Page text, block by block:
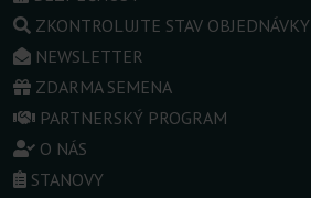
ZKONTROLUJTE STAV OBJEDNÁVKY
NEWSLETTER
ZDARMA SEMENA
PARTNERSKÝ PROGRAM
O NÁS
STANOVY